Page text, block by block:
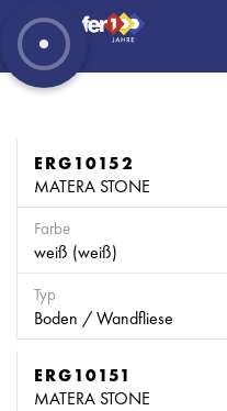
ERG10152
MATERA STONE
Farbe
weiß (weiß)
Typ
Boden / Wandfliese
ERG10151
MATERA STONE